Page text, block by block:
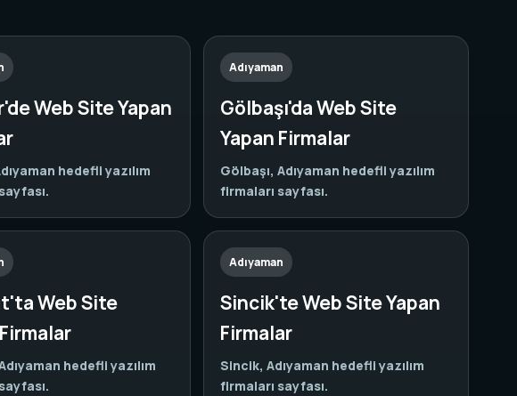
Web Site Yapan
hedefli yazılım
Adıyaman
Gölbaşı'da Web Site
Yapan Firmalar
Gölbaşı, Adıyaman hedefli yazılım
firmaları sayfası.
Web Site
hedefli yazılım
Adıyaman
Sincik'te Web Site Yapan
Firmalar
Sincik, Adıyaman hedefli yazılım
firmaları sayfası.